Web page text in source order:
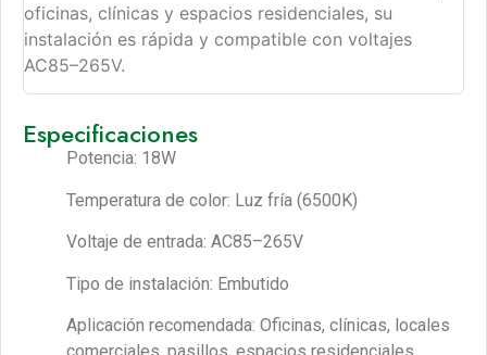
oficinas, clínicas y espacios residenciales, su
instalación es rápida y compatible con voltajes
AC85–265V.
Especificaciones
Potencia: 18W
Temperatura de color: Luz fría (6500K)
Voltaje de entrada: AC85–265V
Tipo de instalación: Embutido
Aplicación recomendada: Oficinas, clínicas, locales